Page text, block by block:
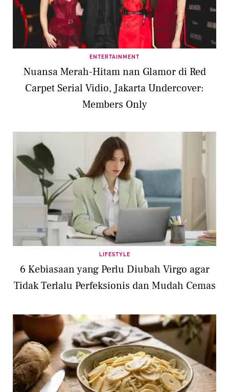
ENTERTAINMENT
Nuansa Merah-Hitam nan Glamor di Red
Carpet Serial Vidio, Jakarta Undercover:
Members Only
LIFESTYLE
6 Kebiasaan yang Perlu Diubah Virgo agar
Tidak Terlalu Perfeksionis dan Mudah Cemas